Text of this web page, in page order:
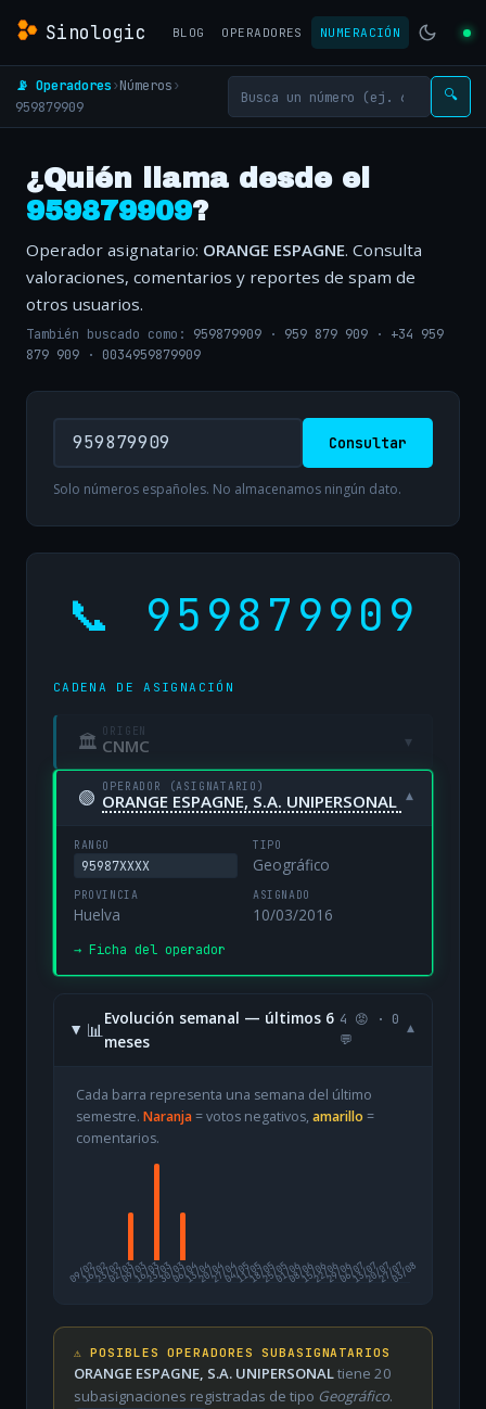
Sinologic BLOG OPERADORES NUMERACIÓN
📡 Operadores›Números›
959879909
🔍
¿Quién llama desde el
959879909?
Operador asignatario: ORANGE ESPAGNE. Consulta
valoraciones, comentarios y reportes de spam de
otros usuarios.
También buscado como: 959879909 · 959 879 909 · +34 959
879 909 · 0034959879909
Consultar
Solo números españoles. No almacenamos ningún dato.
📞 959879909
CADENA DE ASIGNACIÓN
🏛 ORIGEN
CNMC ▾
🟢 OPERADOR (ASIGNATARIO)
ORANGE ESPAGNE, S.A. UNIPERSONAL ▾
RANGO
95987XXXX
TIPO
Geográfico
PROVINCIA
Huelva
ASIGNADO
10/03/2016
→ Ficha del operador
📊
Evolución semanal — últimos 6
meses
4 😡 · 0
💬
▾
Cada barra representa una semana del último
semestre. Naranja= votos negativos, amarillo =
comentarios.
09/02
16/0223/0202/0309/0316/0323/0330/0306/0413/0420/0427/0404/0511/0518/0525/0501/0608/0615/0622/0629/0606/0713/0720/0727/07
03/08
⚠️ POSIBLES OPERADORES SUBASIGNATARIOS
ORANGE ESPAGNE, S.A. UNIPERSONALtiene 20
subasignaciones registradas de tipo Geográfico.